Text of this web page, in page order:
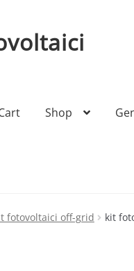
Shop
Contatti My account
fotovoltaici off-grid kit